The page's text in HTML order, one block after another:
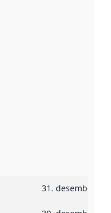
31. desember